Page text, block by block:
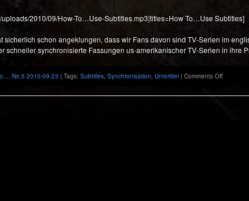
2010/09/How-To…Use-Subtitles.mp3|titles=How To…Use Subtitles]
sicherlich schon angeklungen, dass wir Fans davon sind TV-Serien im
schneller synchronisierte Fassungen us-amerikanischer TV-Serien in ihre
, No.5 2010-09-23 | Tags: Subtitles, Synchronisation, Untertitel | Comments Offon